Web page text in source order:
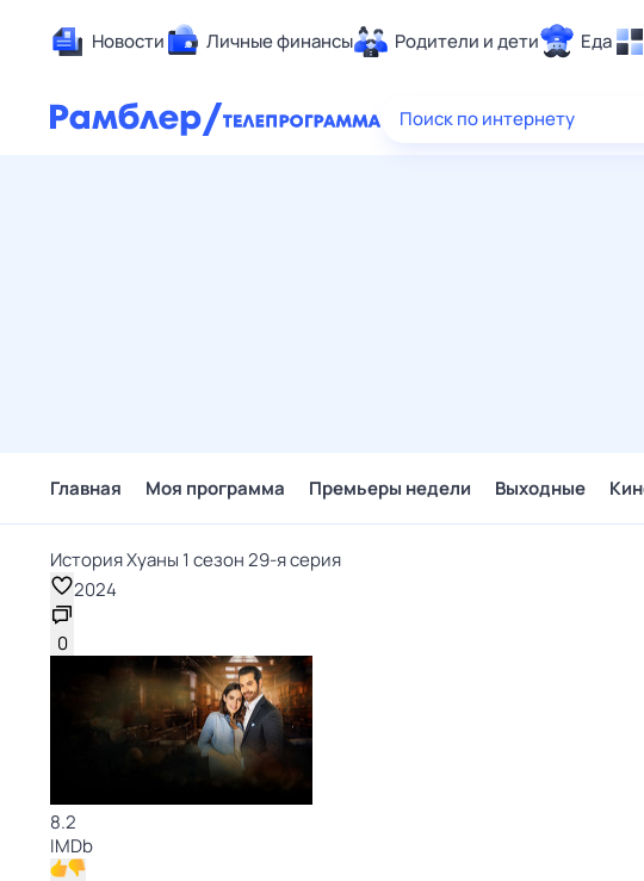
Новости Личные финансы Родители и дети Еда
Здоровье
Поиск по интернету
Главная Моя программа Премьеры недели Выходные
История Хуаны 1 сезон 29-я серия
2024
0
8.2
IMDb